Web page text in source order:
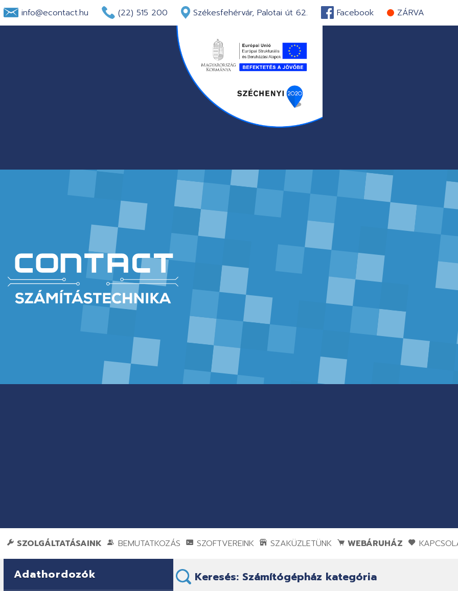
info@econtact.hu (22) 515 200 Székesfehérvár, Palotai út 62. Facebook ZÁRVA
SZOLGÁLTATÁSAINK BEMUTATKOZÁS SZOFTVEREINK SZAKÜZLETÜNK WEBÁRUHÁZ
Adathordozók Keresés: Számítógépház kategória